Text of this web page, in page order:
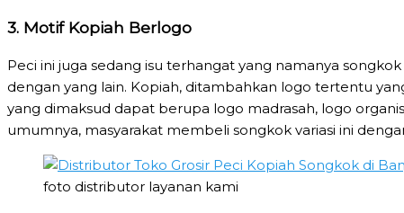
3. Motif Kopiah Berlogo
Peci ini juga sedang isu terhangat yang namanya
dengan yang lain. Kopiah, ditambahkan logo tertentu
yang dimaksud dapat berupa logo madrasah, logo
umumnya, masyarakat membeli songkok variasi ini
foto distributor layanan kami